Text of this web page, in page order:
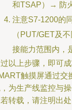
和TSAP）→ 防
注意S7-1200的
（PUT/GET及
接能力范围内，
以上步骤，即可
触摸屏通过交
为生产线监控与操
转载，请注明出